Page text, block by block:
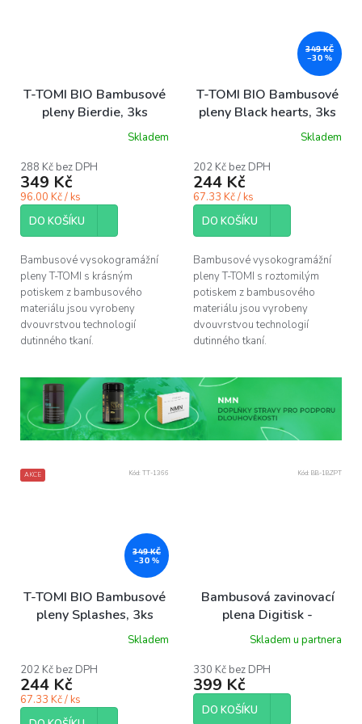
T-TOMI BIO Bambusové
pleny Bierdie, 3ks
Skladem
288 Kč bez DPH
349 Kč
96.00 Kč / ks
DO KOŠÍKU
Bambusové vysokogramážní
pleny T-TOMI s krásným
potiskem z bambusového
materiálu jsou vyrobeny
dvouvrstvou technologií
dutinného tkaní.
349 KČ
–30 %
T-TOMI BIO Bambusové
pleny Black hearts, 3ks
Skladem
202 Kč bez DPH
244 Kč
67.33 Kč / ks
DO KOŠÍKU
Bambusové vysokogramážní
pleny T-TOMI s roztomilým
potiskem z bambusového
materiálu jsou vyrobeny
dvouvrstvou technologií
dutinného tkaní.
AKCE
349 KČ
–30 %
T-TOMI BIO Bambusové
pleny Splashes, 3ks
Skladem
202 Kč bez DPH
244 Kč
67.33 Kč / ks
Kód: TT-1366
Bambusová zavinovací
plena Digitisk -
Chlupáčci 120 x120 cm
Skladem u partnera
330 Kč bez DPH
399 Kč
DO KOŠÍKU
Kód: BB-1BZPT